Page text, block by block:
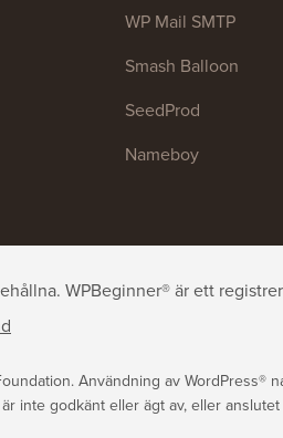
WP Mail SMTP
Smash Balloon
SeedProd
Nameboy
WPBeginner® är ett
Användning av
inte godkänt eller ägt av, eller